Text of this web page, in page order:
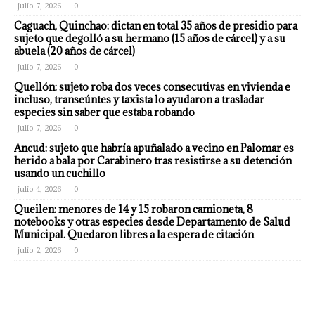
julio 7, 2026 0
Caguach, Quinchao: dictan en total 35 años de presidio para
sujeto que degolló a su hermano (15 años de cárcel) y a su
abuela (20 años de cárcel)
julio 7, 2026 0
Quellón: sujeto roba dos veces consecutivas en vivienda e
incluso, transeúntes y taxista lo ayudaron a trasladar
especies sin saber que estaba robando
julio 7, 2026 0
Ancud: sujeto que habría apuñalado a vecino en Palomar es
herido a bala por Carabinero tras resistirse a su detención
usando un cuchillo
julio 4, 2026 0
Queilen: menores de 14 y 15 robaron camioneta, 8
notebooks y otras especies desde Departamento de Salud
Municipal. Quedaron libres a la espera de citación
julio 2, 2026 0